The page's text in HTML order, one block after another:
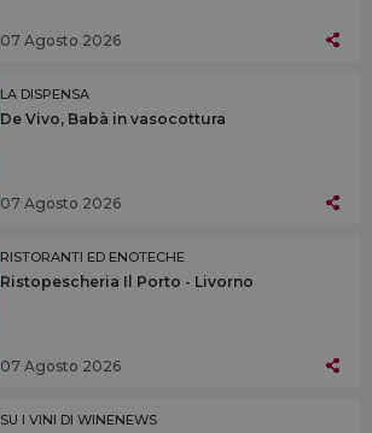
07 Agosto 2026
LA DISPENSA
De Vivo, Babà in vasocottura
07 Agosto 2026
RISTORANTI ED ENOTECHE
Ristopescheria Il Porto - Livorno
07 Agosto 2026
SU I VINI DI WINENEWS